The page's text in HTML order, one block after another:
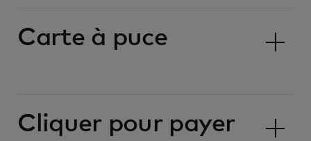
Carte à puce
Cliquer pour payer